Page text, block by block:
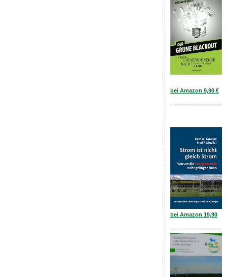
bei Amazon 9,90 €
bei Amazon 19,90